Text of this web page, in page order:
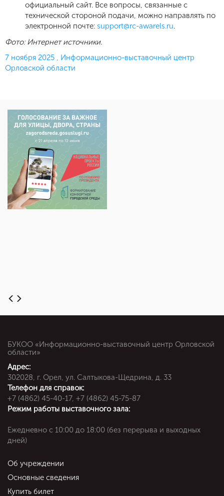
официальный сайт. Все вопросы, связанные с
технической стороной подачи, можно направлять по
электронной почте: support@rc-awarels.ru.
Фото: Интернет источники.
Опубликовано
7 ноября 2025 , Информационно-выставочный центр
Орловской области
БУКОО «Информационно-выставочный центр Орловской
области»
Адрес:
302028, г. Орел, ул. Салтыкова-Щедрина, д. 33
Телефон для справок:
+7 (4862) 45-40-17, +7 (4862) 45-75-87
Режим работы выставочного зала:
Ежедневно c 10:00 до 18:00 (без перерыва и выходных
дней)
Об учреждении
Основные сведения
Купить билет